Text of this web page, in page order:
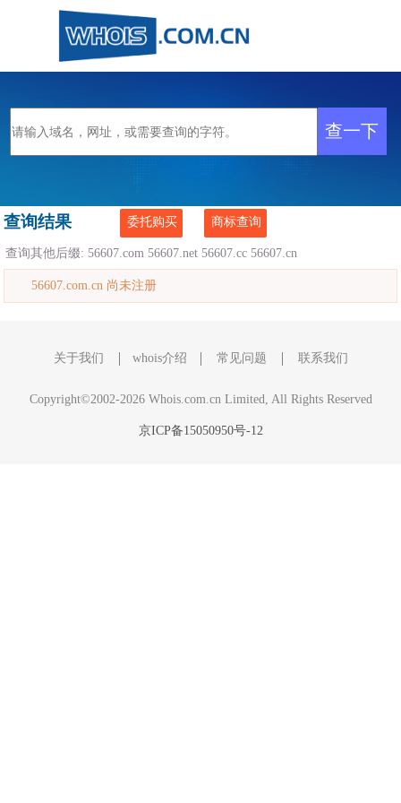
查询结果 委托购买 商标查询
查询其他后缀: 56607.com 56607.net 56607.cc 56607.cn
56607.com.cn 尚未注册
关于我们 whois介绍 常见问题 联系我们
Copyright©2002-2026 Whois.com.cn Limited, All Rights Reserved
京ICP备15050950号-12